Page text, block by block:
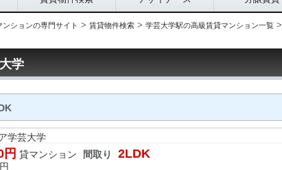
ションの専門サイト > 賃貸物件検索 > 学芸大学駅の高級賃貸マンション一覧 >
学
学芸大学
円 貸マンション 間取り 2LDK